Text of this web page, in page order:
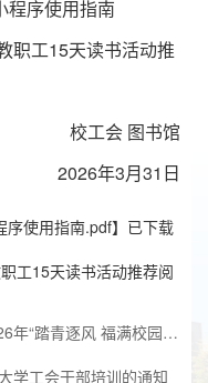
程序使用指南
职工15天读书活动推
校工会 图书馆
2026年3月31日
序使用指南.pdf】已下载
工15天读书活动推荐阅
年“踏青逐风 福满校园”
学工会干部培训的通知